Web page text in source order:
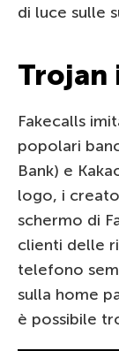
di luce sulle
Trojan
Fakecalls
popolari
Bank) e
logo, i
schermo di
clienti delle
telefono
sulla home
è possibile